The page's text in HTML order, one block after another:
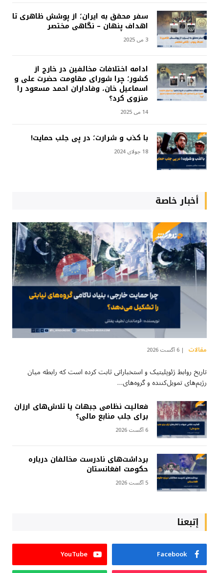
سفر محقق به ایران؛ از پوشش ظاهری تا
اهداف پنهان – نگاهی مختصر
3 می 2025
ادامه اختلافات مخالفین در خارج از
کشور؛ چرا شورای مقاومت حضرت علی و
اسماعیل خان، وفاداران احمد مسعود را
منزوی کرد؟
14 می 2025
با کذب و شرارت؛ در پی جلب حمایت!
18 جولای 2024
أخبار خاصة
مقالات 6 آگست 2026
تاریخ روابط ژئوپلیتیک و استخباراتی ثابت کرده است که رابطه میان
رژیم‌های تمویل‌کننده و گروه‌های…
فعالیت نظامی جبهات یا تلاش‌های ارزان
برای جلب منابع مالی؟
6 آگست 2026
برداشت‌های نادرست مخالفان درباره
حکومت افغانستان
5 آگست 2026
إتبعنا
Facebook
YouTube